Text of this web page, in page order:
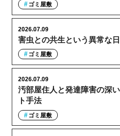
ゴミ屋敷
害虫との共生という異常な
2026.07.09
ゴミ屋敷
汚部屋住人と発達障害の深
ト手法
2026.07.09
ゴミ屋敷